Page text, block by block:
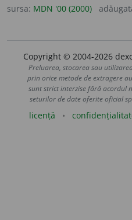
sursa: MDN '00 (2000)
Copyright © 2004-2026
Preluarea, stocarea sau
prin orice metode de extragere
sunt strict interzise fără acordul
seturilor de date oferite oficial
licență